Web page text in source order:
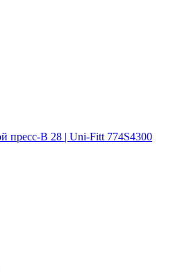
пресс-В 28 | Uni-Fitt 774S4300